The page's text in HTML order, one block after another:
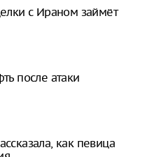
с Ираном займёт
после атаки
как певица